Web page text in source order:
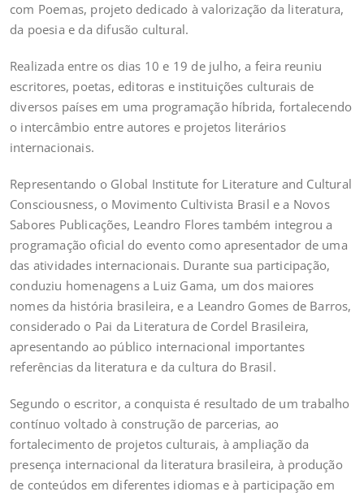
com Poemas, projeto dedicado à valorização da literatura,
da poesia e da difusão cultural.
Realizada entre os dias 10 e 19 de julho, a feira reuniu
escritores, poetas, editoras e instituições culturais de
diversos países em uma programação híbrida, fortalecendo
o intercâmbio entre autores e projetos literários
internacionais.
Representando o Global Institute for Literature and Cultural
Consciousness, o Movimento Cultivista Brasil e a Novos
Sabores Publicações, Leandro Flores também integrou a
programação oficial do evento como apresentador de uma
das atividades internacionais. Durante sua participação,
conduziu homenagens a Luiz Gama, um dos maiores
nomes da história brasileira, e a Leandro Gomes de Barros,
considerado o Pai da Literatura de Cordel Brasileira,
apresentando ao público internacional importantes
referências da literatura e da cultura do Brasil.
Segundo o escritor, a conquista é resultado de um trabalho
contínuo voltado à construção de parcerias, ao
fortalecimento de projetos culturais, à ampliação da
presença internacional da literatura brasileira, à produção
de conteúdos em diferentes idiomas e à participação em